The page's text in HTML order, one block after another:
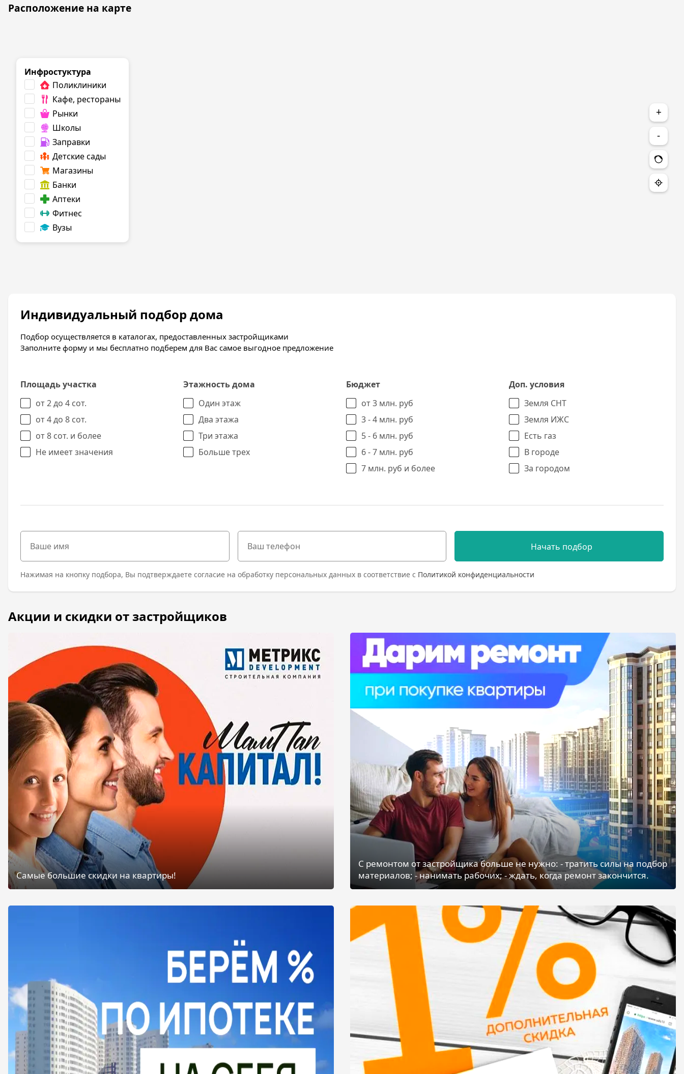
Расположение на карте
+
-
Инфростуктура
Поликлиники
Кафе, рестораны
Рынки
Школы
Заправки
Детские сады
Магазины
Банки
Аптеки
Фитнес
Вузы
Индивидуальный подбор дома
Подбор осуществляется в каталогах, предоставленных застройщиками
Заполните форму и мы бесплатно подберем для Вас самое выгодное предложение
Площадь участка
от 2 до 4 сот.
от 4 до 8 сот.
от 8 сот. и более
Не имеет значения
Этажность дома
Один этаж
Два этажа
Три этажа
Больше трех
Бюджет
от 3 млн. руб
3 - 4 млн. руб
5 - 6 млн. руб
6 - 7 млн. руб
7 млн. руб и более
Доп. условия
Земля СНТ
Земля ИЖС
Есть газ
В городе
За городом
Начать подбор
Нажимая на кнопку подбора, Вы подтверждаете согласие на обработку персональных данных в соответствие с Политикой конфиденциальности
Самые большие скидки на квартиры!
С ремонтом от застройщика больше не нужно: - тратить силы на подбор
материалов; - нанимать рабочих; - ждать, когда ремонт закончится.